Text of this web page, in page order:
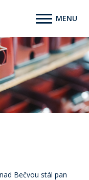
Bečvou stál pan